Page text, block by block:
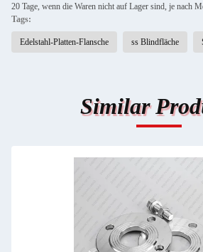
20 Tage, wenn die Waren nicht auf Lager sind, je nach
Tags:
Edelstahl-Platten-Flansche ss Blindfläche
Similar